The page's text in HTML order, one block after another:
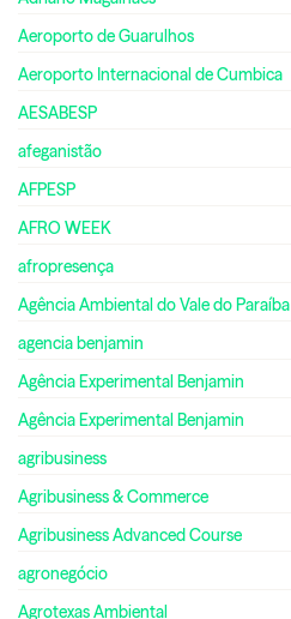
Aeroporto de Guarulhos
Aeroporto Internacional de Cumbica
AESABESP
afeganistão
AFPESP
AFRO WEEK
afropresença
Agência Ambiental do Vale do Paraíba
agencia benjamin
Agência Experimental Benjamin
Agência Experimental Benjamin
agribusiness
Agribusiness & Commerce
Agribusiness Advanced Course
agronegócio
Agrotexas Ambiental